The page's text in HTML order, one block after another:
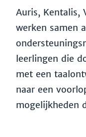
Auris, Kentalis,
werken samen
leerlingen die
met een
naar een
mogelijkheden